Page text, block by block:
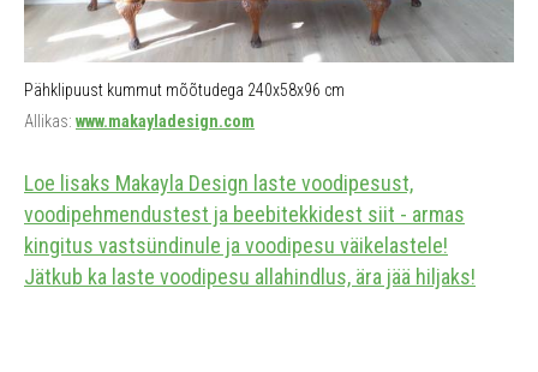
Pähklipuust kummut mõõtudega 240x58x96 cm
Allikas: www.makayladesign.com
Loe lisaks Makayla Design laste voodipesust,
voodipehmendustest ja beebitekkidest siit - armas
kingitus vastsündinule ja voodipesu väikelastele!
Jätkub ka laste voodipesu allahindlus, ära jää hiljaks!